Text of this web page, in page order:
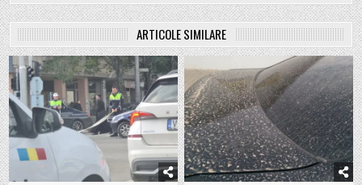
ARTICOLE SIMILARE